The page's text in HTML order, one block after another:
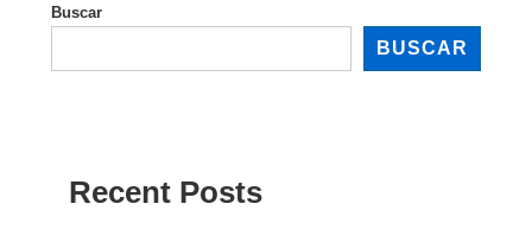
Buscar
BUSCAR
Recent Posts